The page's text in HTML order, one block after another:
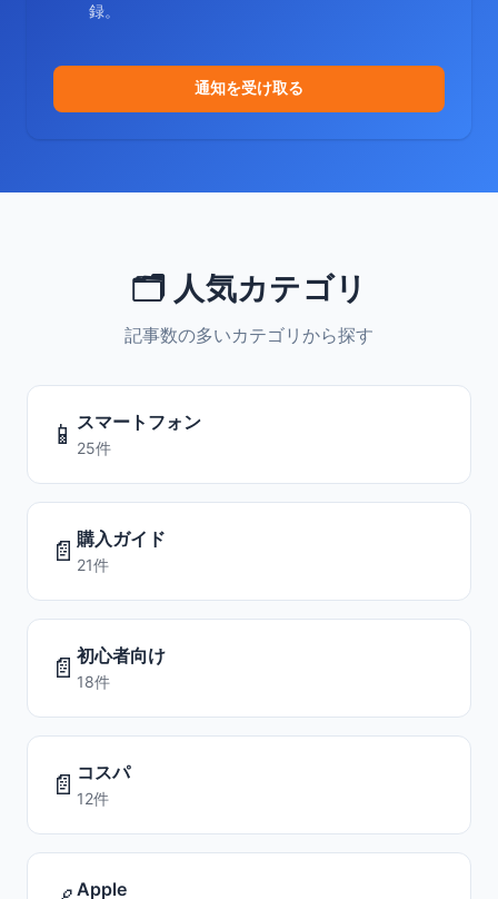
録。
通知を受け取る
🗂️ 人気カテゴリ
記事数の多いカテゴリから探す
📱 スマートフォン
25件
📄 購入ガイド
21件
📄 初心者向け
18件
📄 コスパ
12件
Apple